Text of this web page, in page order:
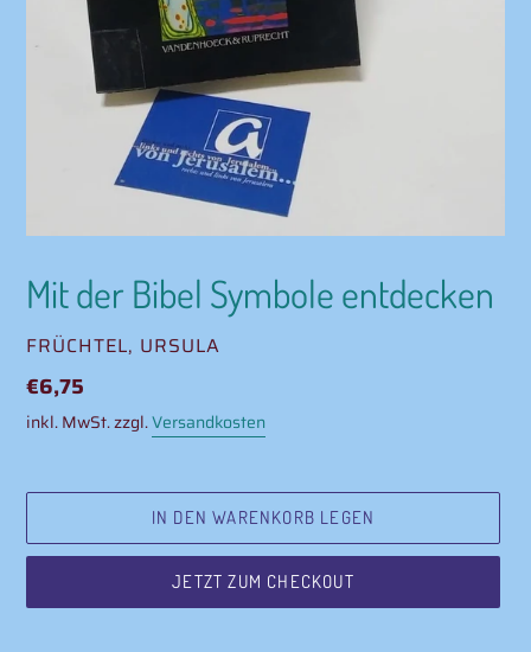
Mit der Bibel Symbole entdecken
VERKÄUFER
FRÜCHTEL, URSULA
Normaler
Preis
€6,75
inkl. MwSt. zzgl.Versandkosten
IN DEN WARENKORB LEGEN
JETZT ZUM CHECKOUT